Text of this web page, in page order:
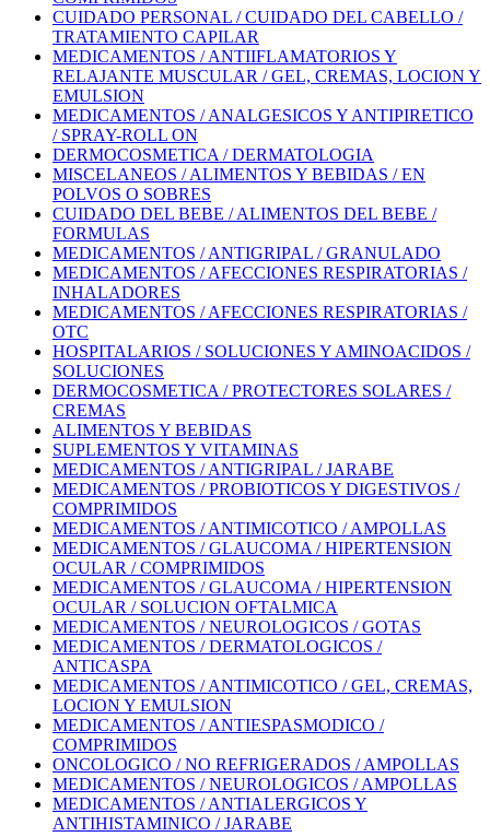
CUIDADO PERSONAL / CUIDADO DEL CABELLO /
TRATAMIENTO CAPILAR
MEDICAMENTOS / ANTIIFLAMATORIOS Y
RELAJANTE MUSCULAR / GEL, CREMAS, LOCION Y
EMULSION
MEDICAMENTOS / ANALGESICOS Y ANTIPIRETICO
/ SPRAY-ROLL ON
DERMOCOSMETICA / DERMATOLOGIA
MISCELANEOS / ALIMENTOS Y BEBIDAS / EN
POLVOS O SOBRES
CUIDADO DEL BEBE / ALIMENTOS DEL BEBE /
FORMULAS
MEDICAMENTOS / ANTIGRIPAL / GRANULADO
MEDICAMENTOS / AFECCIONES RESPIRATORIAS /
INHALADORES
MEDICAMENTOS / AFECCIONES RESPIRATORIAS /
OTC
HOSPITALARIOS / SOLUCIONES Y AMINOACIDOS /
SOLUCIONES
DERMOCOSMETICA / PROTECTORES SOLARES /
CREMAS
ALIMENTOS Y BEBIDAS
SUPLEMENTOS Y VITAMINAS
MEDICAMENTOS / ANTIGRIPAL / JARABE
MEDICAMENTOS / PROBIOTICOS Y DIGESTIVOS /
COMPRIMIDOS
MEDICAMENTOS / ANTIMICOTICO / AMPOLLAS
MEDICAMENTOS / GLAUCOMA / HIPERTENSION
OCULAR / COMPRIMIDOS
MEDICAMENTOS / GLAUCOMA / HIPERTENSION
OCULAR / SOLUCION OFTALMICA
MEDICAMENTOS / NEUROLOGICOS / GOTAS
MEDICAMENTOS / DERMATOLOGICOS /
ANTICASPA
MEDICAMENTOS / ANTIMICOTICO / GEL, CREMAS,
LOCION Y EMULSION
MEDICAMENTOS / ANTIESPASMODICO /
COMPRIMIDOS
ONCOLOGICO / NO REFRIGERADOS / AMPOLLAS
MEDICAMENTOS / NEUROLOGICOS / AMPOLLAS
MEDICAMENTOS / ANTIALERGICOS Y
ANTIHISTAMINICO / JARABE